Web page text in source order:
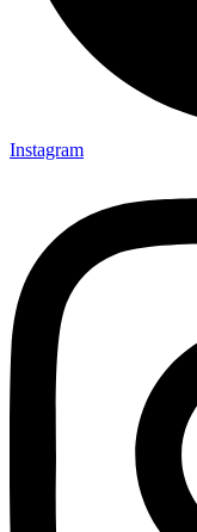
Instagram